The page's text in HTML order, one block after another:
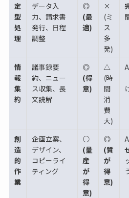
定
型
処
理
データ入
力、請求書
発行、日程
調整
◎
(最
適)
×
(ミ
ス
多
発)
情
報
集
約
議事録要
約、ニュー
ス収集、長
文読解
◎
(得
意)
△
(時
間
消
費
大)
創
造
的
作
業
企画立案、
デザイン、
コピーライ
ティング
○
(量
産
が
得
意)
◎
(質
が
得
意)